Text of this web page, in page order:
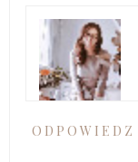
ODPOWIEDZ